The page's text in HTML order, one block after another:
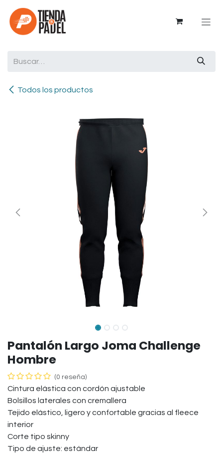
Ir al contenido
Todos los productos
Pantalón Largo Joma Challenge
Hombre
(0 reseña)
Cintura elástica con cordón ajustable
Bolsillos laterales con cremallera
Tejido elástico, ligero y confortable gracias al fleece
interior
Corte tipo skinny
Tipo de ajuste: estándar